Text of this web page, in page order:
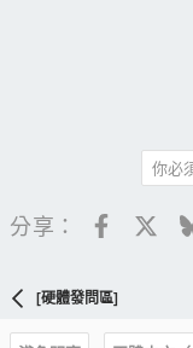
你必
分享：
[硬體發問區]